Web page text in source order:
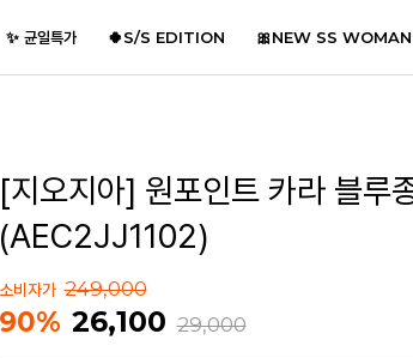
✨ 균일특가 🍀S/S EDITION 🎀NEW SS WOMAN
[지오지아] 원포인트 카라 블루
(AEC2JJ1102)
소비자가 249,000
90% 26,100 29,000